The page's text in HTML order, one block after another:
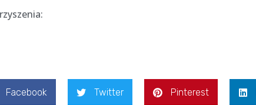
Facebook Twitter Pinterest